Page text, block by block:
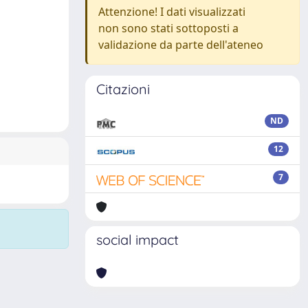
Attenzione! I dati visualizzati
non sono stati sottoposti a
validazione da parte dell'ateneo
Citazioni
ND
12
7
social impact